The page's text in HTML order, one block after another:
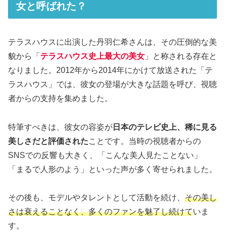
女と呼ばれた？
テラスハウスに出演した丹羽仁希さんは、その圧倒的な美
貌から「 テラスハウス史上最大の美女 」と称される存在と
なりました。2012年から2014年にかけて放送された「テ
ラスハウス」では、彼女の登場が大きな話題を呼び、視聴
者からの支持を集めました。
特筆すべきは、彼女の容姿が 日本のテレビ史上、稀に見る
美しさだと評価されたことです。当時の視聴者からの
SNSでの反響も大きく、「こんな美人見たことない」
「まるで人形のよう」といった声が多く寄せられました。
その後も、モデルやタレントとして活動を続け、 その美し
さは衰えることなく、多くのファンを魅了し続けていま
す。